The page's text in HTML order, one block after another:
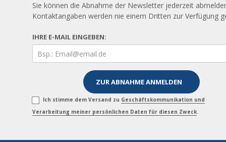
Sie können die Abnahme der Newsletter jederzeit
Kontaktangaben werden nie einem Dritten zur Verfügung
IHRE E-MAIL EINGEBEN:
Ich stimme dem Versand zu Geschäftskommunikation und
Verarbeitung meiner persönlichen Daten für diesen Zweck.